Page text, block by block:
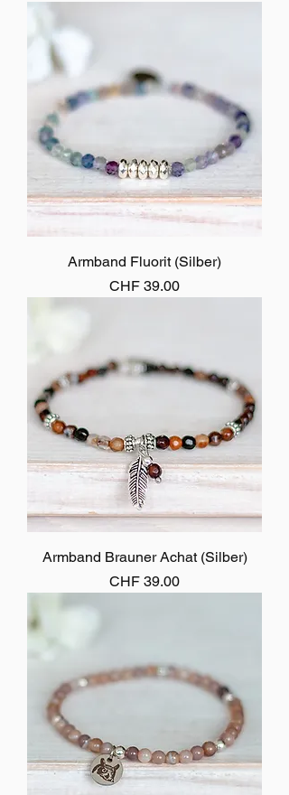
Armband Fluorit (Silber)
Preis
CHF 39.00
Armband Brauner Achat (Silber)
Preis
CHF 39.00